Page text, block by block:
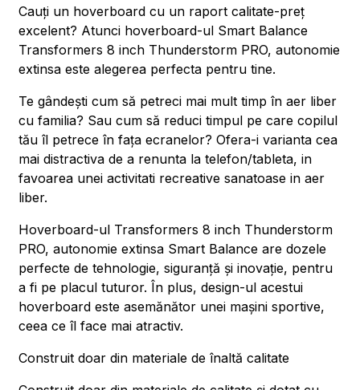
Cauți un hoverboard cu un raport calitate-preț
excelent? Atunci hoverboard-ul Smart Balance
Transformers 8 inch Thunderstorm PRO, autonomie
extinsa este alegerea perfecta pentru tine.
Te gândești cum să petreci mai mult timp în aer liber
cu familia? Sau cum să reduci timpul pe care copilul
tău îl petrece în fața ecranelor? Ofera-i varianta cea
mai distractiva de a renunta la telefon/tableta, in
favoarea unei activitati recreative sanatoase in aer
liber.
Hoverboard-ul Transformers 8 inch Thunderstorm
PRO, autonomie extinsa Smart Balance are dozele
perfecte de tehnologie, siguranță și inovație, pentru
a fi pe placul tuturor. În plus, design-ul acestui
hoverboard este asemănător unei mașini sportive,
ceea ce îl face mai atractiv.
Construit doar din materiale de înaltă calitate